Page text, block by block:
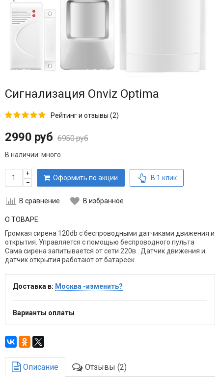
Сигнализация Onviz Optima
Рейтинг и отзывы (2)
2990 руб 6950 руб
В наличии: много
+
–
Оформить по акции В 1 клик
В сравнение В избранное
О ТОВАРЕ:
Громкая сирена 120db с беспроводными датчиками движения и
открытия. Управляется с помощью беспроводного пульта
Сама сирена запитывается от сети 220в . Датчик движения и
датчик открытия работают от батареек.
Доставка в: Москва -изменить?
Варианты оплаты
Описание Отзывы (2)